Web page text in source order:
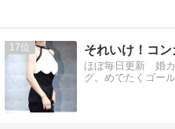
17 それいけ！コ
ほぼ毎日更新 婚カ
グ。めでたくゴー